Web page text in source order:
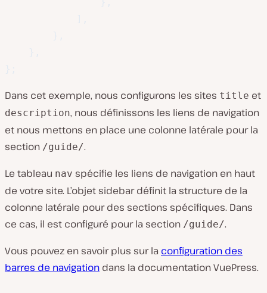
Dans cet exemple, nous configurons les sites title et
description, nous définissons les liens de navigation
et nous mettons en place une colonne latérale pour la
section /guide/.
Le tableau nav spécifie les liens de navigation en haut
de votre site. L’objet sidebar définit la structure de la
colonne latérale pour des sections spécifiques. Dans
ce cas, il est configuré pour la section /guide/.
Vous pouvez en savoir plus sur la configuration des
barres de navigation dans la documentation VuePress.